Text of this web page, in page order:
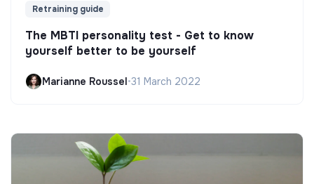
Retraining guide
The MBTI personality test - Get to know
yourself better to be yourself
Marianne Roussel•31 March 2022